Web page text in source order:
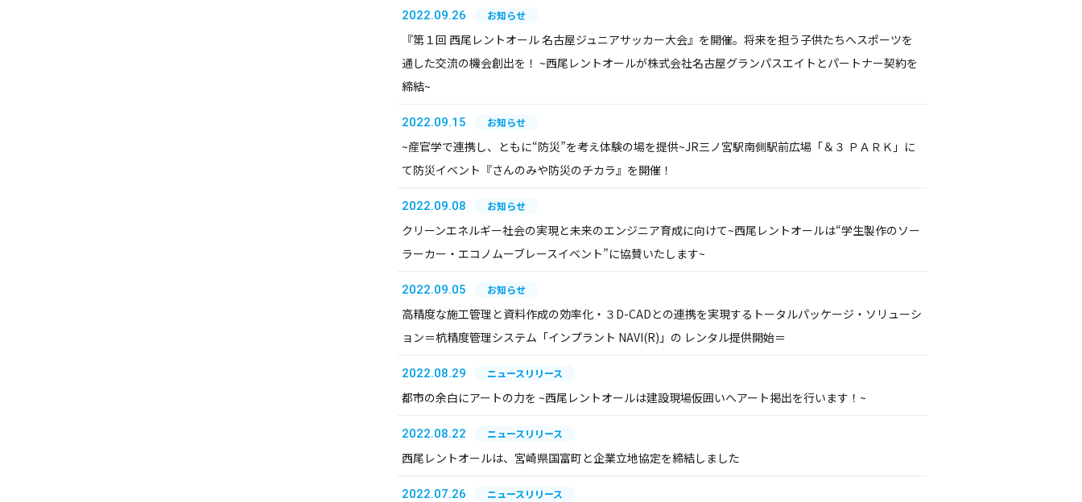
2022.09.26 お知らせ
『第１回 西尾レントオール 名古屋ジュニアサッカー大会』を開催。将来を担う子供たちへスポーツを
通した交流の機会創出を！ ~西尾レントオールが株式会社名古屋グランパスエイトとパートナー契約を
締結~
2022.09.15 お知らせ
~産官学で連携し、ともに“防災”を考え体験の場を提供~JR三ノ宮駅南側駅前広場「＆３ ＰＡＲＫ」に
て防災イベント『さんのみや防災のチカラ』を開催！
2022.09.08 お知らせ
クリーンエネルギー社会の実現と未来のエンジニア育成に向けて~西尾レントオールは“学生製作のソー
ラーカー・エコノムーブレースイベント”に協賛いたします~
2022.09.05 お知らせ
高精度な施工管理と資料作成の効率化・３D-CADとの連携を実現するトータルパッケージ・ソリューシ
ョン＝杭精度管理システム「インプラント NAVI(R)」の レンタル提供開始＝
2022.08.29 ニュースリリース
都市の余白にアートの力を ~西尾レントオールは建設現場仮囲いへアート掲出を行います！~
2022.08.22 ニュースリリース
西尾レントオールは、宮崎県国富町と企業立地協定を締結しました
2022.07.26 ニュースリリース